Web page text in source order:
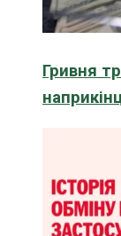
Гривня